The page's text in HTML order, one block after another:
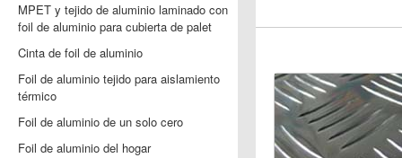
MPET y tejido de aluminio laminado con
foil de aluminio para cubierta de palet
Cinta de foil de aluminio
Foil de aluminio tejido para aislamiento
térmico
Foil de aluminio de un solo cero
Foil de aluminio del hogar